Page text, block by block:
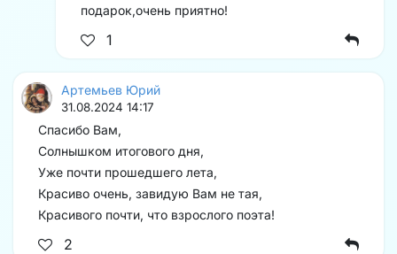
подарок,очень приятно!
1
Артемьев Юрий
31.08.2024 14:17
Спасибо Вам,
Солнышком итогового дня,
Уже почти прошедшего лета,
Красиво очень, завидую Вам не тая,
Красивого почти, что взрослого поэта!
2